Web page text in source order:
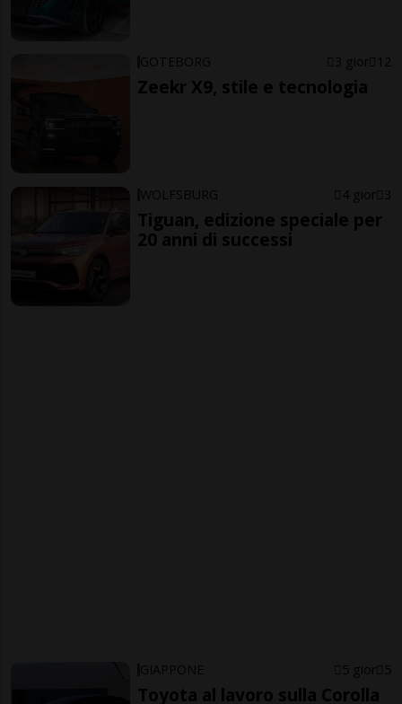
GOTEBORG 3 gior 12
Zeekr X9, stile e tecnologia
WOLFSBURG 4 gior 3
Tiguan, edizione speciale per
20 anni di successi
GIAPPONE 5 gior 5
Toyota al lavoro sulla Corolla